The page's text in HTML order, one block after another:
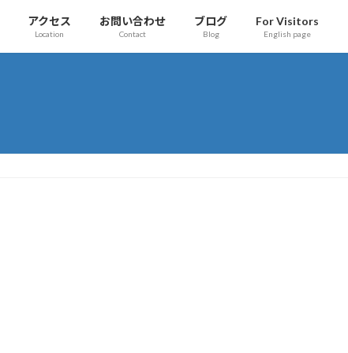
アクセス
Location
お問い合わせ
Contact
ブログ
Blog
For Visitors
English page